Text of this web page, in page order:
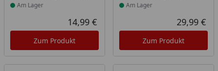
Am Lager
Aktueller Preis
14,99 €
Zum Produkt
Am Lager
29,99 €
Zum Produkt